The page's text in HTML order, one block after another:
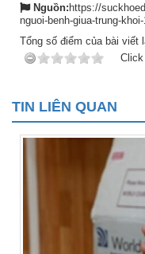
Nguồn:https://
nguoi-benh-giua-trung-
Tổng số điểm của bài viết
TIN LIÊN QUAN